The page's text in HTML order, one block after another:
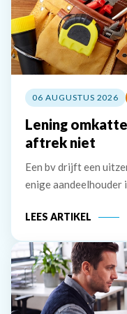
06 AUGUSTUS 2026
Lening
aftrek niet
Een bv drijft een
enige aandeelhouder
zij in 2020 wil
LEES ARTIKEL